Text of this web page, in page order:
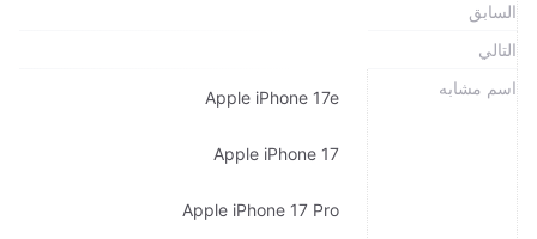
السابق
التالي
اسم مشابه
Apple iPhone 17e
Apple iPhone 17
Apple iPhone 17 Pro